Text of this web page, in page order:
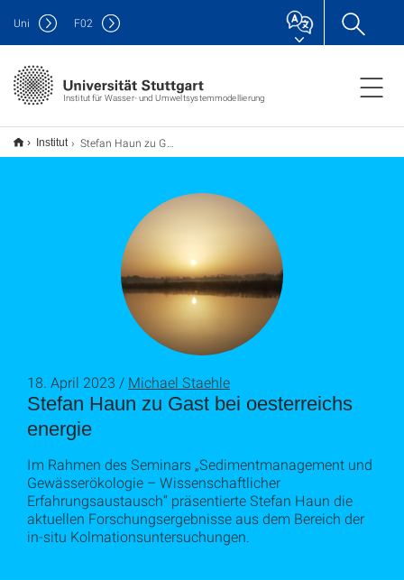
Institut für Wasser- und Umweltsystemmodellierung
Uni F02
Institut Stefan Haun zu Gast bei oesterreichs energie
Stefan Haun zu Gast bei oesterreichs
energie
18. April 2023 / Michael Staehle
Im Rahmen des Seminars „Sedimentmanagement und
Gewässerökologie – Wissenschaftlicher
Erfahrungsaustausch“ präsentierte Stefan Haun die
aktuellen Forschungsergebnisse aus dem Bereich der
in-situ Kolmationsuntersuchungen.